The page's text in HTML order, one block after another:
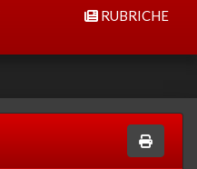
RUBRICHE